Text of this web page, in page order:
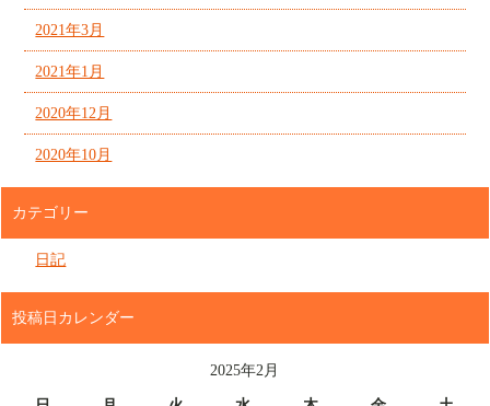
2021年3月
2021年1月
2020年12月
2020年10月
カテゴリー
日記
投稿日カレンダー
2025年2月